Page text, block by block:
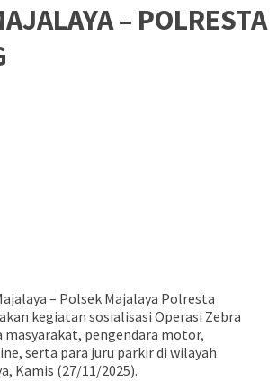
– POLRESTA
– Polsek Majalaya Polresta
kegiatan sosialisasi Operasi Zebra
masyarakat, pengendara motor,
serta para juru parkir di wilayah
Kamis (27/11/2025).